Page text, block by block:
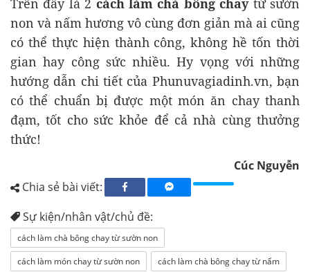
Trên đây là 2 cách làm chà bông chaytừ sườn
non và nấm hương vô cùng đơn giản mà ai cũng
có thể thực hiện thành công, không hề tốn thời
gian hay công sức nhiều. Hy vọng với những
hướng dẫn chi tiết của Phunuvagiadinh.vn, bạn
có thể chuẩn bị được một món ăn chay thanh
đạm, tốt cho sức khỏe để cả nhà cùng thưởng
thức!
Cúc Nguyễn
Chia sẻ bài viết:
Sự kiện/nhân vật/chủ đề:
cách làm chà bông chay từ sườn non
cách làm món chay từ sườn non
cách làm chà bông chay từ nấm